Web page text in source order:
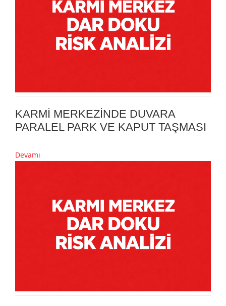
KARMİ MERKEZİNDE DUVARA
PARALEL PARK VE KAPUT TAŞMASI
Devamı